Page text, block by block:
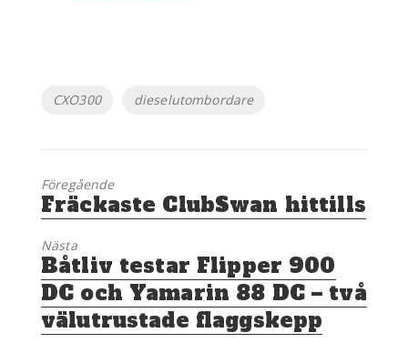
Etiketter
CXO300 dieselutombordare
Föregående
Föregående
inlägg:
Fräckaste ClubSwan hittills
Nästa
Nästa
inlägg:
Båtliv testar Flipper 900
DC och Yamarin 88 DC – två
välutrustade flaggskepp